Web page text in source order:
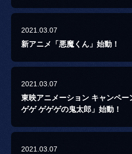
2021.03.07
新アニメ「悪魔くん」始動！
2021.03.07
東映アニメーション キャンペ
ゲゲ ゲゲゲの鬼太郎」始動！
2021.03.07